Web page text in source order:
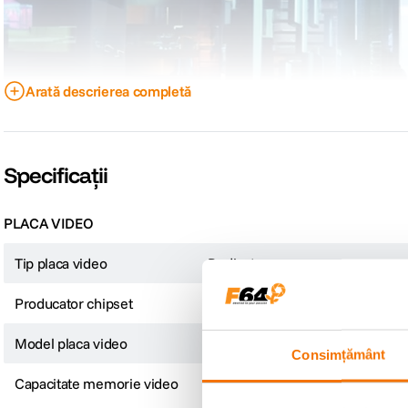
Consimțământ
Laptopul de gaming AI Stealth A16 AI+ este ultra-subtire si usor. Oferind
Arată descrierea completă
Specificații
PLACA VIDEO
Tip placa video Dedicata
Producator chipset NVIDIA
Model placa video
Capacitate memorie video 8 GB